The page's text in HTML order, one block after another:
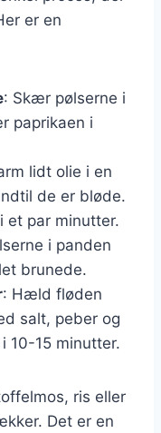
er en
: Skær pølserne i
paprikaen i
lidt olie i en
de er bløde.
et par minutter.
i panden
brunede.
: Hæld fløden
salt, peber og
10-15 minutter.
ris eller
Det er en